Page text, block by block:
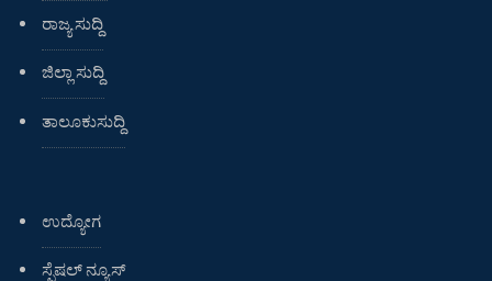
ರಾಜ್ಯ ಸುದ್ದಿ
ಜಿಲ್ಲಾ ಸುದ್ದಿ
ತಾಲೂಕುಸುದ್ದಿ
ಉದ್ಯೋಗ
ಸ್ಪೆಷಲ್ ನ್ಯೂಸ್